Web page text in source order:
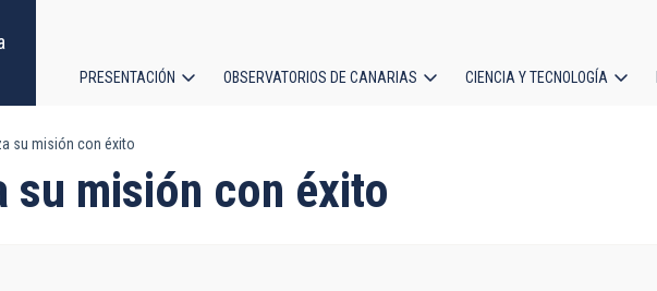
principal
PRESENTACIÓN OBSERVATORIOS DE CANARIAS CIENCIA Y TECNOLOGÍA
su misión con éxito
su misión con éxito